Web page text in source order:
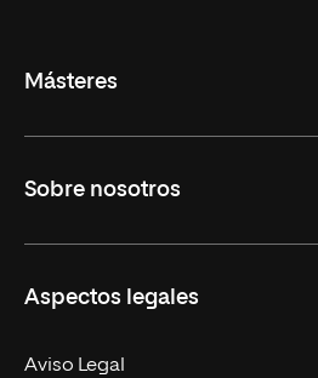
Másteres
Derecho
Empresa
MBA
Sobre nosotros
Nuestro Equipo
Contacto
Aspectos legales
Aviso Legal